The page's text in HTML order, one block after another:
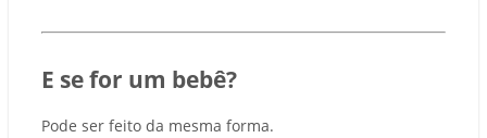
E se for um bebê?
Pode ser feito da mesma forma.